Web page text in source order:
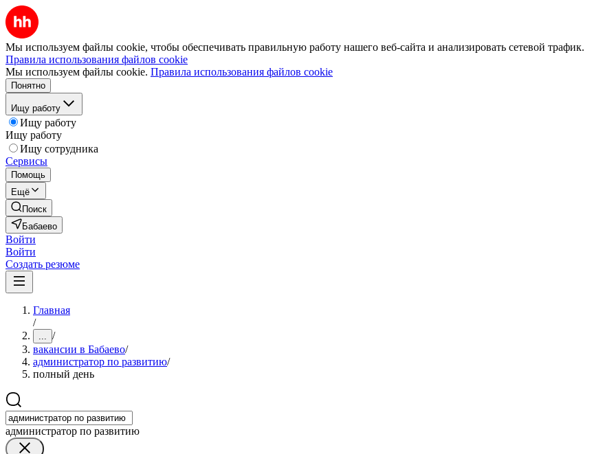
Мы используем файлы cookie, чтобы обеспечивать правильную работу нашего веб-сайта и анализировать сетевой трафик.
Правила использования файлов cookie
Мы используем файлы cookie. Правила использования файлов cookie
Понятно
Ищу работу
Ищу работу
Ищу работу
Ищу сотрудника
Сервисы
Помощь
Ещё
Поиск
Бабаево
Войти
Войти
Создать резюме
Главная
/
... /
вакансии в Бабаево/
администратор по развитию/
полный день
администратор по развитию